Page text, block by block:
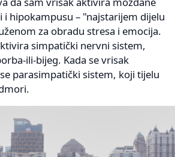
i hipokampusu – "najstarijem dijelu
za obradu stresa i emocija.
simpatički nervni sistem,
ili-bijeg. Kada se vrisak
parasimpatički sistem, koji tijelu